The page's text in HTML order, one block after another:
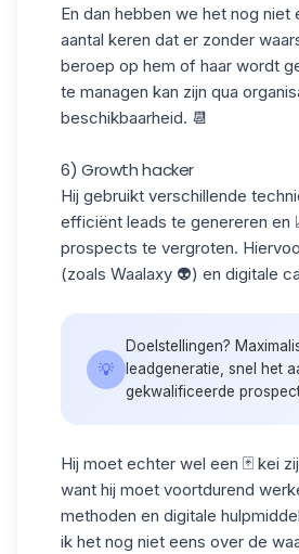
En dan hebben we het nog niet
aantal keren dat er zonder
beroep op hem of haar wordt
te managen kan zijn qua
beschikbaarheid. 📆
6) Growth hacker
Hij gebruikt verschillende
efficiënt leads te genereren en
prospects te vergroten.
(zoals Waalaxy 👽) en digitale
💡
Doelstellingen?
leadgeneratie, snel het
gekwalificeerde
Hij moet echter wel een 🃏 kei
want hij moet voortdurend
methoden en digitale
ik het nog niet eens over de